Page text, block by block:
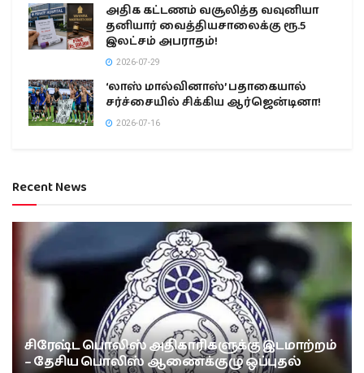
அதிக கட்டணம் வசூலித்த வவுனியா
தனியார் வைத்தியசாலைக்கு ரூ.5
இலட்சம் அபராதம்!
2026-07-29
‘லாஸ் மால்வினாஸ்’ பதாகையால்
சர்ச்சையில் சிக்கிய ஆர்ஜென்டினா!
2026-07-16
Recent News
சிரேஷ்ட பொலிஸ் அதிகாரிகளுக்கு இடமாற்றம்
– தேசிய பொலிஸ் ஆணைக்குழு ஒப்புதல்